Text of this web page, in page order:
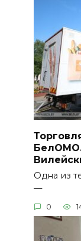
Одна из
—
0